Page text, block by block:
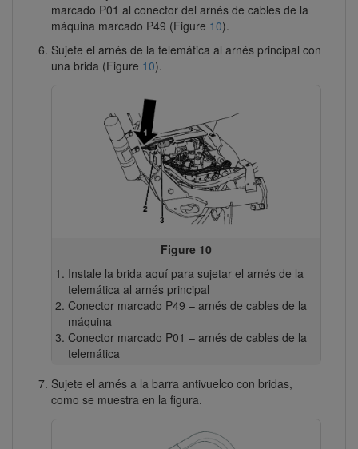
marcado P01 al conector del arnés de cables de la
máquina marcado P49 (Figure 10).
Sujete el arnés de la telemática al arnés principal con
una brida (Figure 10).
Figure 10
Instale la brida aquí para sujetar el arnés de la
telemática al arnés principal
Conector marcado P49 – arnés de cables de la
máquina
Conector marcado P01 – arnés de cables de la
telemática
Sujete el arnés a la barra antivuelco con bridas,
como se muestra en la figura.